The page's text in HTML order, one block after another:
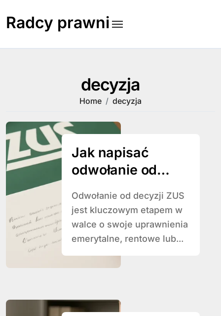
content
Radcy prawni
decyzja
Home decyzja
Jak napisać
odwołanie od
Odwołanie od decyzji ZUS
jest kluczowym etapem w
walce o swoje uprawnienia
emerytalne, rentowe lub...